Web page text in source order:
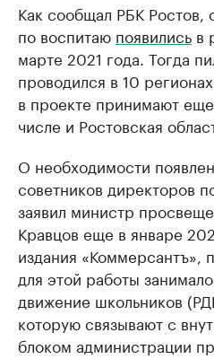
Как сообщал РБК Ростов,
по воспитаю появились в
марте 2021 года. Тогда
проводился в 10
в проекте принимают
числе и Ростовская
О необходимости
советников директоров
заявил министр
Кравцов еще в январе
издания «Коммерсантъ»,
для этой работы
движение школьников
которую связывают с
блоком администрации